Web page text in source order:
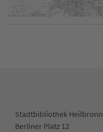
Stadtbibliothek Heilbronn
Berliner Platz 12